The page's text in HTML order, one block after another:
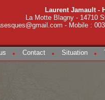
Laurent Jamault -
La Motte Blagny - 14710
- Mobile :
Contact Situation